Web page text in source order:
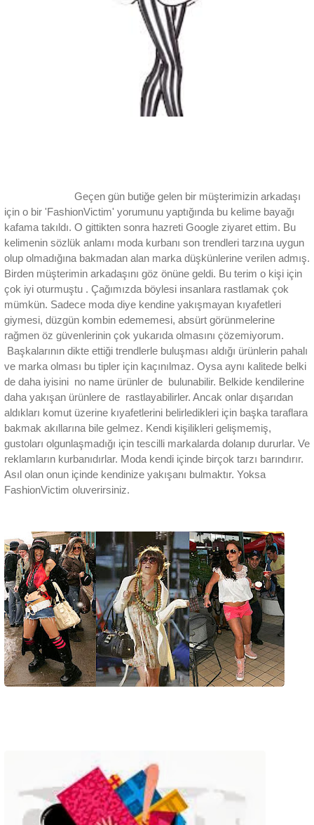
Geçen gün butiğe gelen bir müşterimizin arkadaşı
için o bir 'FashionVictim' yorumunu yaptığında bu kelime bayağı
kafama takıldı. O gittikten sonra hazreti Google ziyaret ettim. Bu
kelimenin sözlük anlamı moda kurbanı son trendleri tarzına uygun
olup olmadığına bakmadan alan marka düşkünlerine verilen admış.
Birden müşterimin arkadaşını göz önüne geldi. Bu terim o kişi için
çok iyi oturmuştu . Çağımızda böylesi insanlara rastlamak çok
mümkün. Sadece moda diye kendine yakışmayan kıyafetleri
giymesi, düzgün kombin edememesi, absürt görünmelerine
rağmen öz güvenlerinin çok yukarıda olmasını çözemiyorum.
Başkalarının dikte ettiği trendlerle buluşması aldığı ürünlerin pahalı
ve marka olması bu tipler için kaçınılmaz. Oysa aynı kalitede belki
de daha iyisini no name ürünler de bulunabilir. Belkide kendilerine
daha yakışan ürünlere de rastlayabilirler. Ancak onlar dışarıdan
aldıkları komut üzerine kıyafetlerini belirledikleri için başka taraflara
bakmak akıllarına bile gelmez. Kendi kişilikleri gelişmemiş,
gustoları olgunlaşmadığı için tescilli markalarda dolanıp dururlar. Ve
reklamların kurbanıdırlar. Moda kendi içinde birçok tarzı barındırır.
Asıl olan onun içinde kendinize yakışanı bulmaktır. Yoksa
FashionVictim oluverirsiniz.